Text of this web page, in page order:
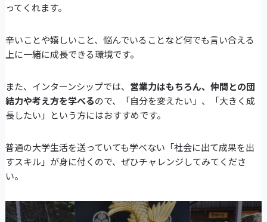
ってくれます。
辛いことや嬉しいこと、悩んでいることなど何でも言い合える
上に一緒に成長できる環境です。
また、インターンシップでは、 営業力はもちろん、仲間との団
結力や考え方を学べるので、「自分を変えたい」、「大きく成
長したい」という方にはおすすめです。
普通の大学生活を送っていても学べない「社会に出て成果を出
すスキル」が身に付くので、ぜひチャレンジしてみてくださ
い。